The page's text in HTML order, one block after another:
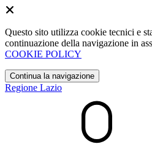
Questo sito utilizza cookie tecnici e
continuazione della navigazione in
COOKIE POLICY
Continua la navigazione
Regione Lazio